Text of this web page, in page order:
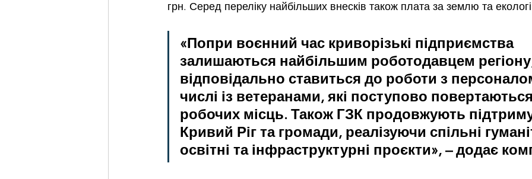
грн. Серед переліку найбільших внесків також плата за землю та
«Попри воєнний час криворізькі підприємства
залишаються найбільшим роботодавцем
відповідально ставиться до роботи з
числі із ветеранами, які поступово
робочих місць. Також ГЗК продовжують
Кривий Ріг та громади, реалізуючи спільні
освітні та інфраструктурні проєкти», – додає